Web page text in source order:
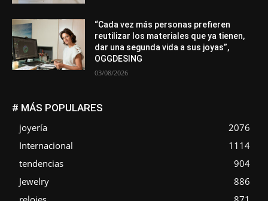
“Cada vez más personas prefieren
reutilizar los materiales que ya tienen,
dar una segunda vida a sus joyas”,
OGGDESING
03/08/2026
# MÁS POPULARES
joyería
2076
Internacional
1114
tendencias
904
Jewelry
886